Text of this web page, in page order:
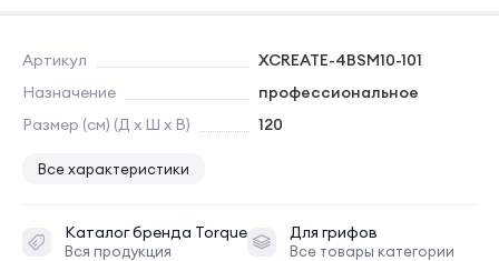
Артикул
XCREATE-4BSM10-101
Назначение
профессиональное
Размер (см) (Д х Ш х В)
120
Все характеристики
Каталог бренда Torque
Вся продукция
Для грифов
Все товары категории